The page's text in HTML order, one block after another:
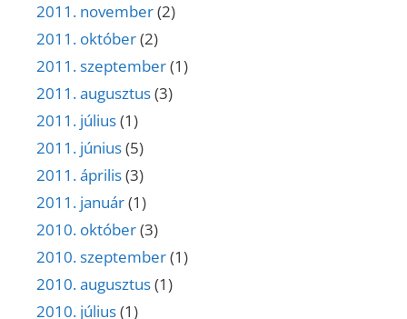
2011. november(2)
2011. október(2)
2011. szeptember(1)
2011. augusztus(3)
2011. július(1)
2011. június(5)
2011. április(3)
2011. január(1)
2010. október(3)
2010. szeptember(1)
2010. augusztus(1)
2010. július(1)